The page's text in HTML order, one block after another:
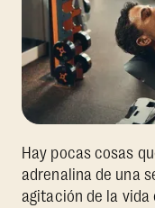
Hay pocas cosas
adrenalina de una
agitación de la